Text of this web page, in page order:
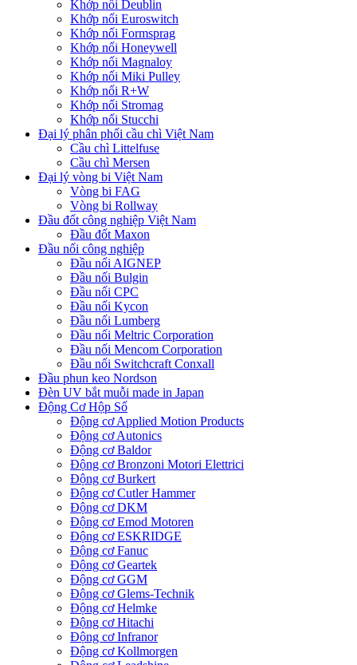
Khớp nối Deublin
Khớp nối Euroswitch
Khớp nối Formsprag
Khớp nối Honeywell
Khớp nối Magnaloy
Khớp nối Miki Pulley
Khớp nối R+W
Khớp nối Stromag
Khớp nối Stucchi
Đại lý phân phối cầu chì Việt Nam
Cầu chì Littelfuse
Cầu chì Mersen
Đại lý vòng bi Việt Nam
Vòng bi FAG
Vòng bi Rollway
Đầu đốt công nghiệp Việt Nam
Đầu đốt Maxon
Đầu nối công nghiệp
Đầu nối AIGNEP
Đầu nối Bulgin
Đầu nối CPC
Đầu nối Kycon
Đầu nối Lumberg
Đầu nối Meltric Corporation
Đầu nối Mencom Corporation
Đầu nối Switchcraft Conxall
Đầu phun keo Nordson
Đèn UV bắt muỗi made in Japan
Động Cơ Hộp Số
Động cơ Applied Motion Products
Động cơ Autonics
Động cơ Baldor
Động cơ Bronzoni Motori Elettrici
Động cơ Burkert
Động cơ Cutler Hammer
Động cơ DKM
Động cơ Emod Motoren
Động cơ ESKRIDGE
Động cơ Fanuc
Động cơ Geartek
Động cơ GGM
Động cơ Glems-Technik
Động cơ Helmke
Động cơ Hitachi
Động cơ Infranor
Động cơ Kollmorgen